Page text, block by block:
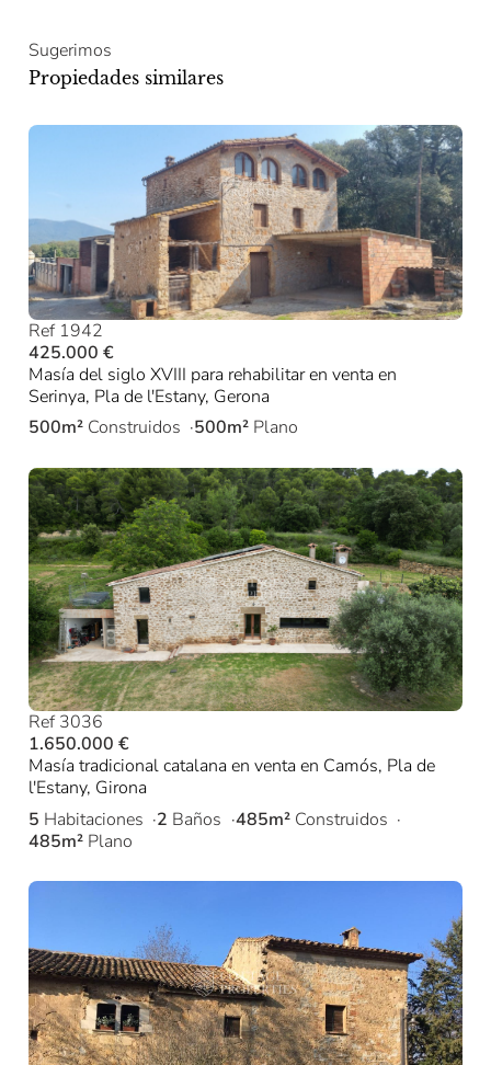
Sugerimos
Propiedades similares
Ref 1942
425.000 €
Masía del siglo XVIII para rehabilitar en venta en
Serinya, Pla de l'Estany, Gerona
500m² Construidos 500m² Plano
Ref 3036
1.650.000 €
Masía tradicional catalana en venta en Camós, Pla de
l'Estany, Girona
5 Habitaciones 2 Baños 485m² Construidos
485m² Plano